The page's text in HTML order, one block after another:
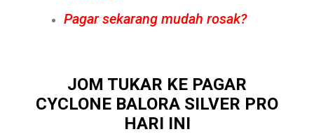
Pagar sekarang mudah rosak?
JOM TUKAR KE PAGAR
CYCLONE BALORA SILVER PRO
HARI INI